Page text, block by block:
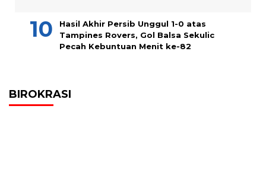
Hasil Akhir Persib Unggul 1-0 atas
Tampines Rovers, Gol Balsa Sekulic
Pecah Kebuntuan Menit ke-82
BIROKRASI